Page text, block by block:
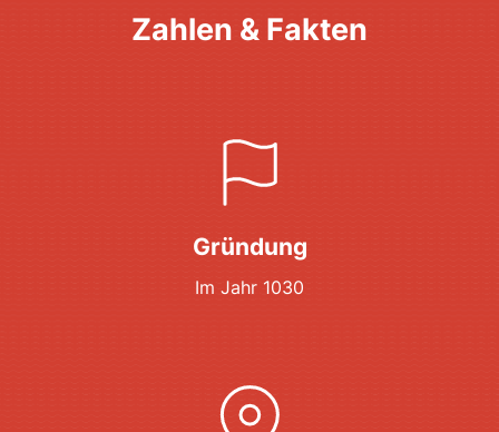
Zahlen & Fakten
Gründung
Im Jahr 1030